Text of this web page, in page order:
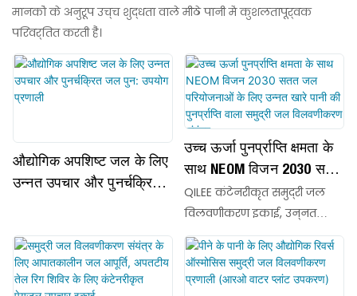
मानकों के अनुरूप उच्च शुद्धता वाले मीठे पानी में कुशलतापूर्वक
परिवर्तित करती हैं।
औद्योगिक अपशिष्ट जल के लिए
उन्नत उपचार और पुनर्चक्रित
उच्च ऊर्जा पुनर्प्राप्ति क्षमता के
साथ NEOM विजन 2030 सतत
जल परियोजनाओं के लिए उन्नत
खारे पानी की पुनर्प्राप्ति वाला
समुद्री जल विलवणीकरण
संयंत्र
QILEE कंटेनरीकृत समुद्री जल
विलवणीकरण इकाई, उन्नत
SWRO तकनीक और उच्च-
प्रदर्शन वाले AVANGARD AG-
SWRO-8040HR मेम्ब्रेन तत्वों